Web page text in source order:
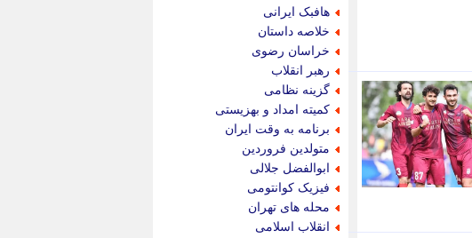
هافبک ایرانی
خلاصه داستان
خراسان رضوی
رهبر انقلاب
گزینه نظامی
کمیته امداد و بهزیستی
برنامه به وقت ایران
متولدین فروردین
ابوالفضل جلالی
فیزیک کوانتومی
محله های تهران
انقلاب اسلامی